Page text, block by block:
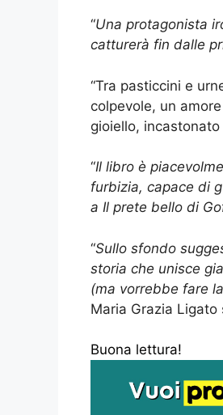
“Una protagonista
catturerà fin dalle
“Tra pasticcini e
colpevole, un
gioiello,
“Il libro è
furbizia, capace di
a Il prete bello di
“Sullo sfondo
storia che unisce
(ma vorrebbe fare
Maria Grazia Ligato
Buona lettura!